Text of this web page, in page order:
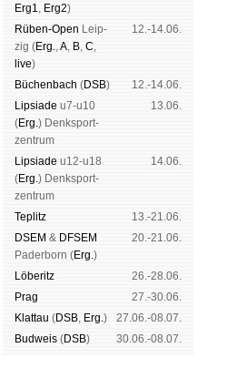
Erg1, Erg2)
Rüben-Open Leip­
zig (Erg.,A, B, C,
live)
12.-14.06.
Büchen­bach (DSB)
12.-14.06.
Lipsiade u7-u10
(Erg.) Denk­sport­
zen­trum
13.06.
Lipsiade u12-u18
(Erg.) Denk­sport­
zen­trum
14.06.
Tep­litz
13.-21.06.
DSEM & DFSEM
Pader­born (Erg.)
20.-21.06.
Lö­be­ritz
26.-28.06.
Prag
27.-30.06.
Klat­tau (DSB, Erg.)
27.06.-08.07.
Bud­weis (DSB) 30.06.-08.07.